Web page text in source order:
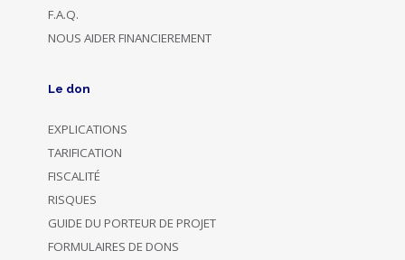
F.A.Q.
NOUS AIDER FINANCIEREMENT
Le don
EXPLICATIONS
TARIFICATION
FISCALITÉ
RISQUES
GUIDE DU PORTEUR DE PROJET
FORMULAIRES DE DONS